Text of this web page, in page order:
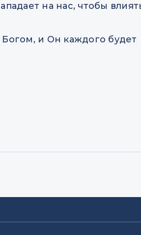
на нас, чтобы
и Он каждого будет